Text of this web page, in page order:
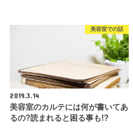
美容室での話
2019.3.14
美容室のカルテには何が書いてあ
るの?読まれると困る事も!?